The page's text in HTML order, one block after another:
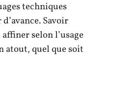
techniques
Savoir
selon l’usage
atout, quel que soit